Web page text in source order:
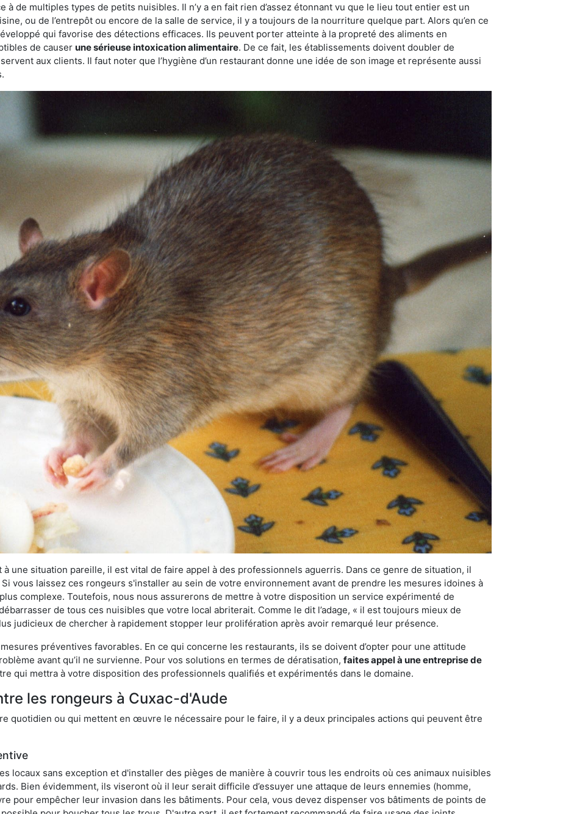
de multiples types de petits nuisibles. Il n’y a en fait rien d’assez étonnant vu que le lieu tout entier est un
ou de l’entrepôt ou encore de la salle de service, il y a toujours de la nourriture quelque part. Alors qu’en ce
qui favorise des détections efficaces. Ils peuvent porter atteinte à la propreté des aliments en
de causer une sérieuse intoxication alimentaire. De ce fait, les établissements doivent doubler de
aux clients. Il faut noter que l’hygiène d’un restaurant donne une idée de son image et représente aussi
une situation pareille, il est vital de faire appel à des professionnels aguerris. Dans ce genre de situation, il
vous laissez ces rongeurs s'installer au sein de votre environnement avant de prendre les mesures idoines à
complexe. Toutefois, nous nous assurerons de mettre à votre disposition un service expérimenté de
de tous ces nuisibles que votre local abriterait. Comme le dit l’adage, « il est toujours mieux de
judicieux de chercher à rapidement stopper leur prolifération après avoir remarqué leur présence.
préventives favorables. En ce qui concerne les restaurants, ils se doivent d’opter pour une attitude
avant qu’il ne survienne. Pour vos solutions en termes de dératisation, faites appel à une entreprise de
qui mettra à votre disposition des professionnels qualifiés et expérimentés dans le domaine.
les rongeurs à Cuxac-d'Aude
quotidien ou qui mettent en œuvre le nécessaire pour le faire, il y a deux principales actions qui peuvent être
locaux sans exception et d'installer des pièges de manière à couvrir tous les endroits où ces animaux nuisibles
Bien évidemment, ils viseront où il leur serait difficile d’essuyer une attaque de leurs ennemies (homme,
pour empêcher leur invasion dans les bâtiments. Pour cela, vous devez dispenser vos bâtiments de points de